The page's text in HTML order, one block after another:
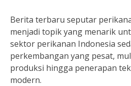
Berita terbaru seputar
menjadi topik yang menarik
sektor perikanan Indonesia
perkembangan yang pesat,
produksi hingga penerapan
modern.